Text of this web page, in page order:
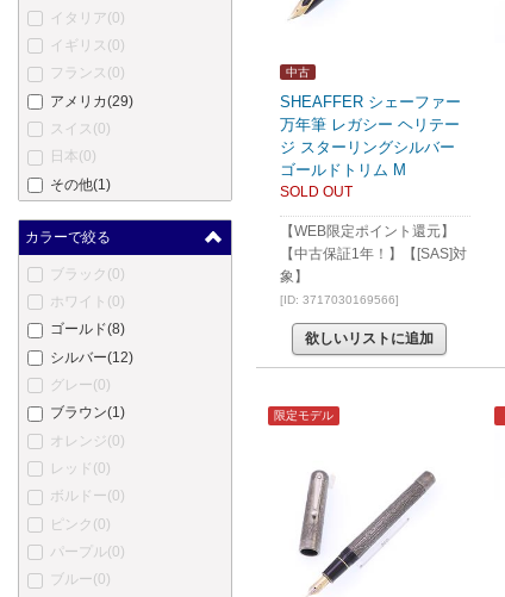
中古
SHEAFFER シェーファー
万年筆 レガシー ヘリテー
ジ スターリングシルバー
ゴールドトリム M
SOLD OUT
【WEB限定ポイント還元】
【中古保証1年！】【[SAS]対
象】
[ID: 3717030169566]
欲しいリストに追加
限定モデル
カルティエ (0)
コンウェイ・スチュワート
(0)
ダンヒル
エバーシャープ
セーラー(0)
パイロット
プラチナ (0)
カトウセイサクショ
丸善(0)
中屋万年筆(0)
酒井栄助(0)
川窪万年筆(0)
アクメ (0)
あかしや(0)
アキュラ(0)
オートポイント
バヤード(0)
ベクスレー
イタリア(0)
イギリス (0)
フランス (0)
アメリカ(29)
スイス (0)
日本(0)
その他(1)
カラーで絞る
ブラック (0)
ホワイト (0)
ゴールド(8)
シルバー(12)
グレー(0)
ブラウン(1)
オレンジ(0)
レッド (0)
ボルドー(0)
ピンク (0)
パープル(0)
ブルー(0)